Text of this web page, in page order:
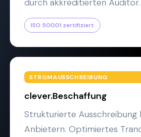
durch akkreditierten Auditor.
ISO 50001 zertifiziert
STROMAUSSCHREIBUNG
clever.Beschaffung
Strukturierte Ausschreibung
Anbietern. Optimiertes